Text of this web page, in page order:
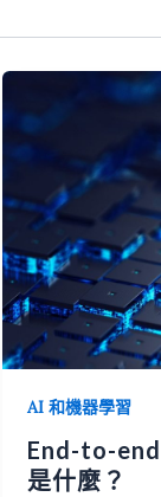
AI 和機器學習
End-to-end
是什麼？